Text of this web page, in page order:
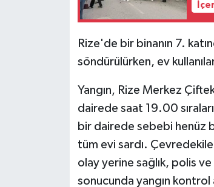
Rize'de bir binanın 7.
söndürülürken, ev
Yangın, Rize Merkez
dairede saat 19.00
bir dairede sebebi henüz
tüm evi sardı.
olay yerine sağlık, polis
sonucunda yangın kontrol